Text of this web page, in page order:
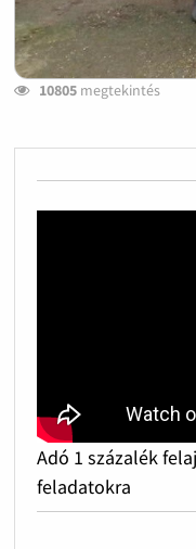
10805megtekintés
Adó 1 százalék
feladatokra